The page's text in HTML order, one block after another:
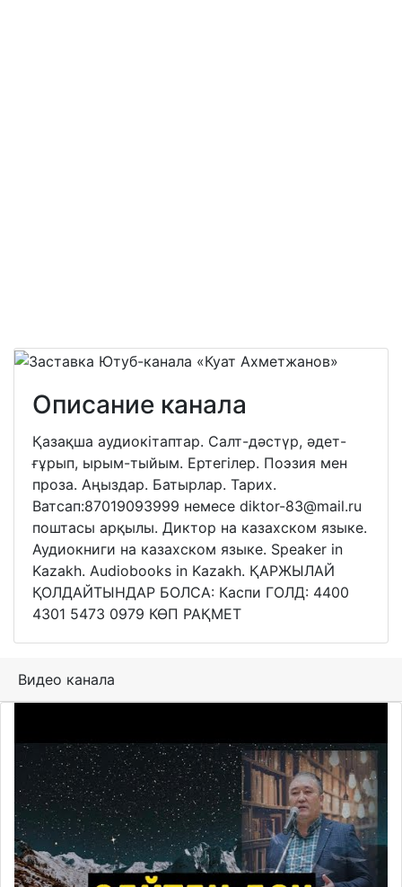
Описание канала
Қазақша аудиокітаптар. Салт-дәстүр, әдет-
ғұрып, ырым-тыйым. Ертегілер. Поэзия мен
проза. Аңыздар. Батырлар. Тарих.
Ватсап:87019093999 немесе diktor-83@mail.ru
поштасы арқылы. Диктор на казахском языке.
Аудиокниги на казахском языке. Speaker in
Kazakh. Audiobooks in Kazakh. ҚАРЖЫЛАЙ
ҚОЛДАЙТЫНДАР БОЛСА: Каспи ГОЛД: 4400
4301 5473 0979 КӨП РАҚМЕТ
Видео канала